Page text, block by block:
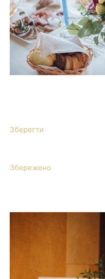
Зберегти
Збережено